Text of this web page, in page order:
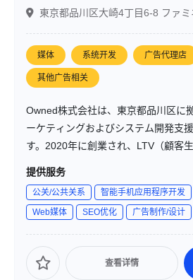
東京都品川区大崎4丁目6-8 ファ
媒体 系统开发 广告代理店
其他广告相关
Owned株式会社は、東京都品川区に
ーケティングおよびシステム開発支
す。2020年に創業され、LTV（顧客
目指し、戦略と技術を融合させた支
持続的な成長を加速させることを使命
提供服务
公关/公共关系 智能手机应用程序开发
Web媒体
SEO优化 广告制作/设计
查看详情